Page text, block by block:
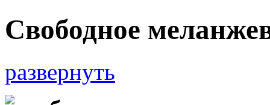
Свободное
развернуть